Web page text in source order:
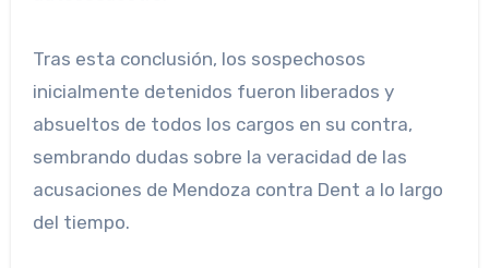
Tras esta conclusión, los sospechosos
inicialmente detenidos fueron liberados y
absueltos de todos los cargos en su contra,
sembrando dudas sobre la veracidad de las
acusaciones de Mendoza contra Dent a lo largo
del tiempo.